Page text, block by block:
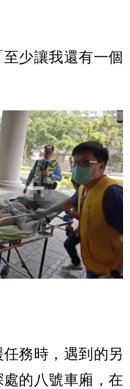
少讓我還有一個
務時，遇到的另
的八號車廂，在